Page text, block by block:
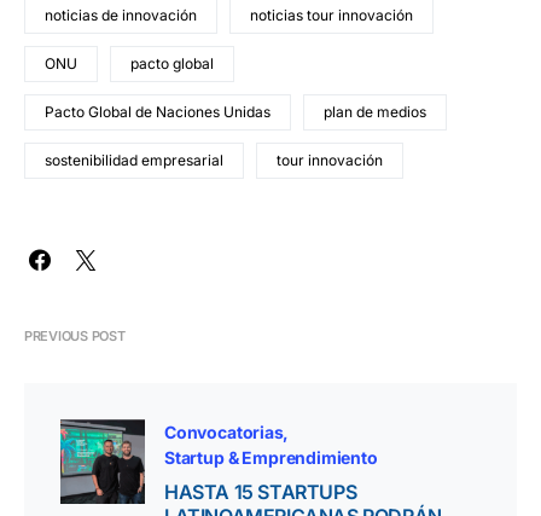
noticias de innovación noticias tour innovación
ONU pacto global
Pacto Global de Naciones Unidas plan de medios
sostenibilidad empresarial tour innovación
PREVIOUS POST
Convocatorias
Startup & Emprendimiento
HASTA 15 STARTUPS